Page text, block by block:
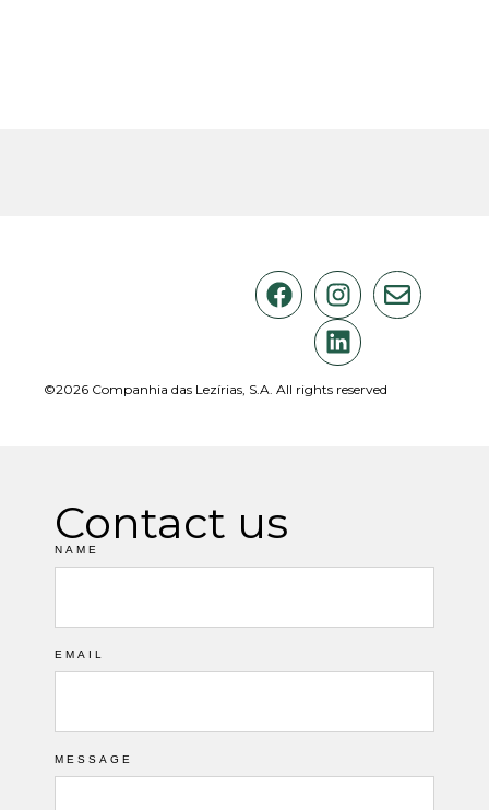
©2026 Companhia das Lezírias, S.A. All rights reserved
Contact us
NAME
EMAIL
MESSAGE